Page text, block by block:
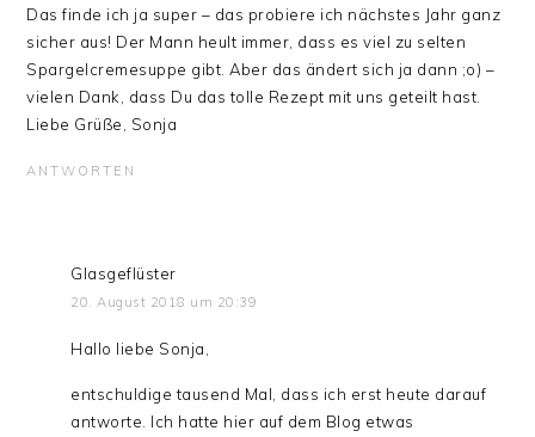
Das finde ich ja super – das probiere ich nächstes Jahr ganz
sicher aus! Der Mann heult immer, dass es viel zu selten
Spargelcremesuppe gibt. Aber das ändert sich ja dann ;o) –
vielen Dank, dass Du das tolle Rezept mit uns geteilt hast.
Liebe Grüße, Sonja
ANTWORTEN
Glasgeflüster
20. August 2018 um 20:39
Hallo liebe Sonja,
entschuldige tausend Mal, dass ich erst heute darauf
antworte. Ich hatte hier auf dem Blog etwas